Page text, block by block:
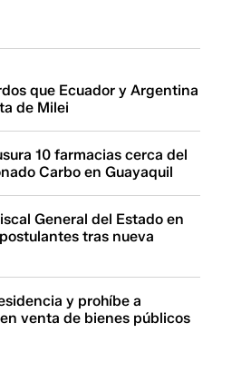
que Ecuador y Argentina
de Milei
10 farmacias cerca del
Carbo en Guayaquil
General del Estado en
tras nueva
y prohíbe a
venta de bienes públicos